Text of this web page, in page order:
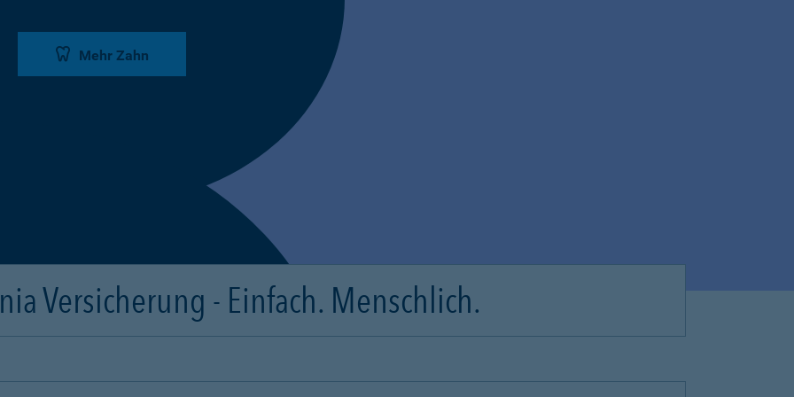
Mehr Zahn
Versicherung - Einfach. Menschlich.